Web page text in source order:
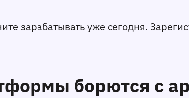
зарабатывать уже сегодня.
борются с